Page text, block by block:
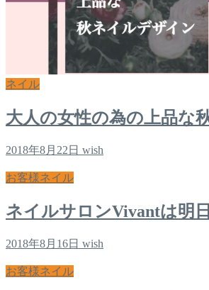
ネイル
大人の女性の為の上品な
2018年8月22日 wish
お客様ネイル
ネイルサロンVivantは明
2018年8月16日 wish
お客様ネイル